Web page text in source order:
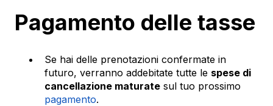
Pagamento delle tasse
Se hai delle prenotazioni confermate in
futuro, verranno addebitate tutte le spese di
cancellazione maturate sul tuo prossimo
pagamento.